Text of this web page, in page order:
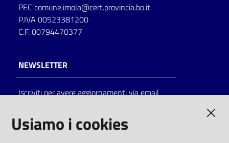
Catalogo
Eventi
PEC comune.imola@cert.provincia.bo.it
P.IVA 00523381200
C.F. 00794470377
NEWSLETTER
Iscriviti per avere aggiornamenti via email
Usiamo i cookies